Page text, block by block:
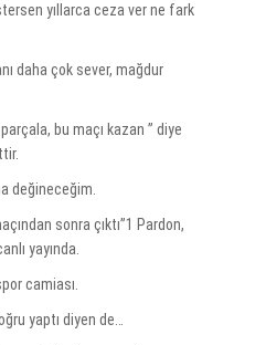
yıllarca ceza ver ne fark
daha çok sever, mağdur
bu maçı kazan ” diye
değineceğim.
sonra çıktı”1 Pardon,
yayında.
camiası.
yaptı diyen de…